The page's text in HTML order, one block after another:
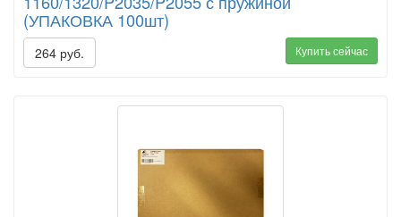
(УПАКОВКА 100шт)
264 руб. Купить сейчас